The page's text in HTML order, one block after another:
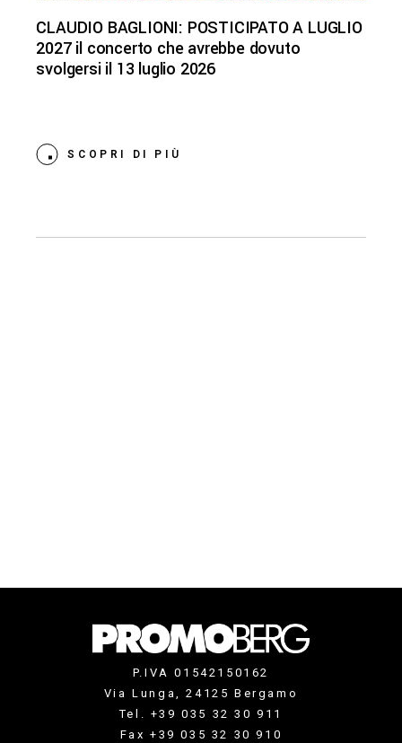
CLAUDIO BAGLIONI: POSTICIPATO A LUGLIO
2027 il concerto che avrebbe dovuto
svolgersi il 13 luglio 2026
SCOPRI DI PIÙ
P.IVA 01542150162
Via Lunga, 24125 Bergamo
Tel. +39 035 32 30 911
Fax +39 035 32 30 910